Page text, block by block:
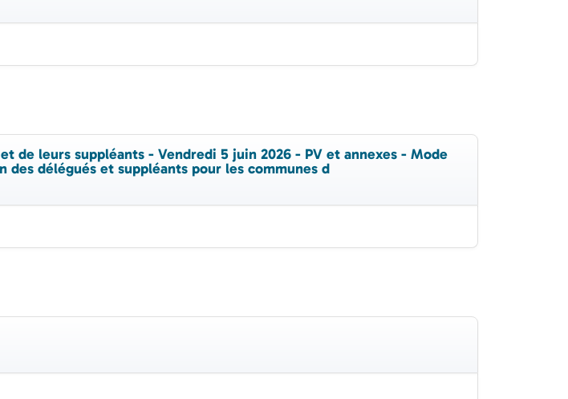
de leurs suppléants - Vendredi 5 juin 2026 - PV et annexes - Mode
délégués et suppléants pour les communes d